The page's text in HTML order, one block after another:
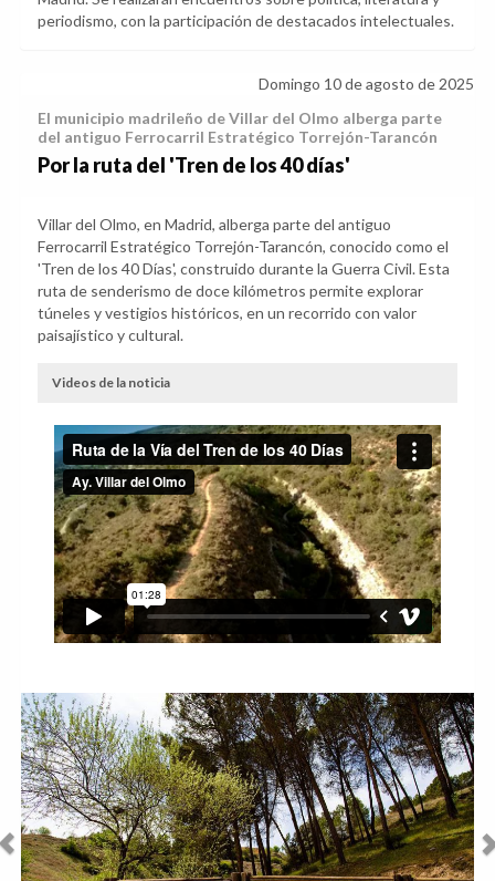
periodismo, con la participación de destacados intelectuales.
Domingo 10 de agosto de 2025
El municipio madrileño de Villar del Olmo alberga parte
del antiguo Ferrocarril Estratégico Torrejón-Tarancón
Por la ruta del 'Tren de los 40 días'
Villar del Olmo, en Madrid, alberga parte del antiguo
Ferrocarril Estratégico Torrejón-Tarancón, conocido como el
'Tren de los 40 Días', construido durante la Guerra Civil. Esta
ruta de senderismo de doce kilómetros permite explorar
túneles y vestigios históricos, en un recorrido con valor
paisajístico y cultural.
Videos de la noticia
Anterior